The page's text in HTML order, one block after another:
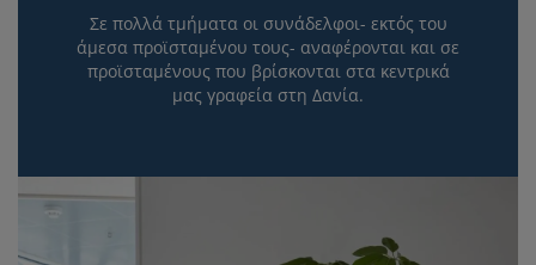
Σε πολλά τμήματα οι συνάδελφοι- εκτός του
άμεσα προϊσταμένου τους- αναφέρονται και σε
προϊσταμένους που βρίσκονται στα κεντρικά
μας γραφεία στη Δανία.